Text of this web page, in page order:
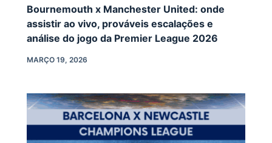
Bournemouth x Manchester United: onde
assistir ao vivo, prováveis escalações e
análise do jogo da Premier League 2026
MARÇO 19, 2026